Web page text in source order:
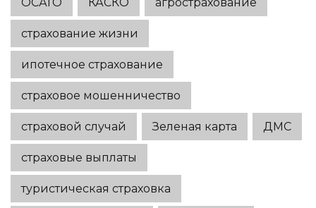
страхование жизни
ипотечное страхование
страховое мошенничество
страховой случай Зеленая карта ДМС
страховые выплаты
туристическая страховка